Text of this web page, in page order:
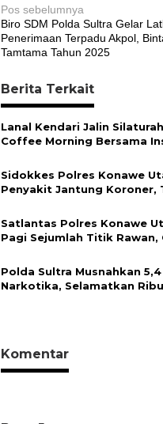
N
a
v
i
g
a
s
i
p
s
Pos sebelumnya
Biro SDM Polda Sultra Gelar
Penerimaan Terpadu Akpol,
Tamtama Tahun 2025
Berita Terkait
Lanal Kendari Jalin
Coffee Morning Bersama
Sidokkes Polres Konawe
Penyakit Jantung Koroner,
Sehat
Satlantas Polres Konawe
Pagi Sejumlah Titik Rawan,
Masyarakat
Polda Sultra Musnahkan
Narkotika, Selamatkan
Komentar